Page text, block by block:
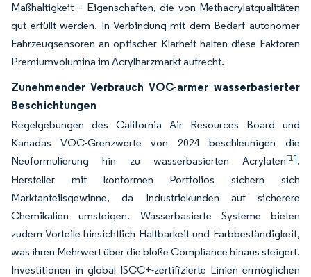
Maßhaltigkeit – Eigenschaften, die von Methacrylatqualitäten
gut erfüllt werden. In Verbindung mit dem Bedarf autonomer
Fahrzeugsensoren an optischer Klarheit halten diese Faktoren
Premiumvolumina im Acrylharzmarkt aufrecht.
Zunehmender Verbrauch VOC-armer wasserbasierter
Beschichtungen
Regelgebungen des California Air Resources Board und
Kanadas VOC-Grenzwerte von 2024 beschleunigen die
Neuformulierung hin zu wasserbasierten Acrylaten[1].
Hersteller mit konformen Portfolios sichern sich
Marktanteilsgewinne, da Industriekunden auf sicherere
Chemikalien umsteigen. Wasserbasierte Systeme bieten
zudem Vorteile hinsichtlich Haltbarkeit und Farbbeständigkeit,
was ihren Mehrwert über die bloße Compliance hinaus steigert.
Investitionen in global ISCC+-zertifizierte Linien ermöglichen